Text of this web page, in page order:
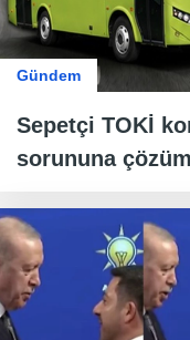
Gündem
Sepetçi TOKİ
sorununa